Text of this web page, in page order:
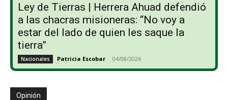
Ley de Tierras | Herrera Ahuad defendió
a las chacras misioneras: “No voy a
estar del lado de quien les saque la
tierra”
Nacionales Patricia Escobar - 04/08/2026
Opinión